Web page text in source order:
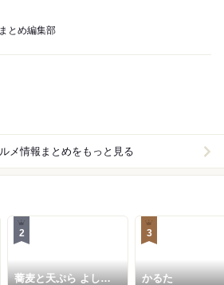
とめ編集部
メ情報まとめをもっと見る
2
蕎麦と天ぷら よし蔵
3
かるた